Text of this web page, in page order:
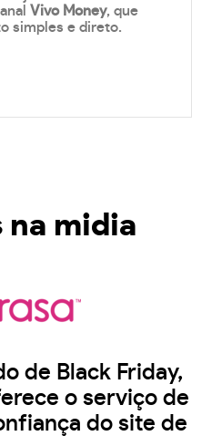
Vivo Money, que
simples e direto.
na midia
de Black Friday,
o serviço de
do site de